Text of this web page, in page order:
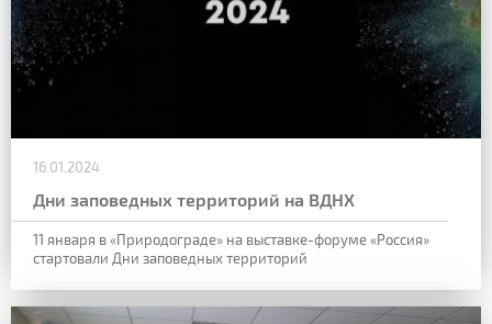
16.01.2024
Дни заповедных территорий на ВДНХ
11 января в «Природограде» на выставке-форуме «Россия»
стартовали Дни заповедных территорий